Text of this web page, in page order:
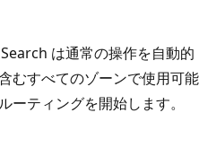
は通常の操作を自動的
むすべてのゾーンで使用可能
ーティングを開始します。